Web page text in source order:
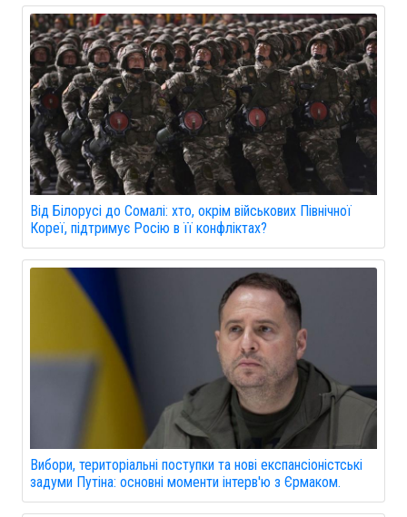
Від Білорусі до Сомалі: хто, окрім військових Північної
Кореї, підтримує Росію в її конфліктах?
Вибори, територіальні поступки та нові експансіоністські
задуми Путіна: основні моменти інтерв'ю з Єрмаком.